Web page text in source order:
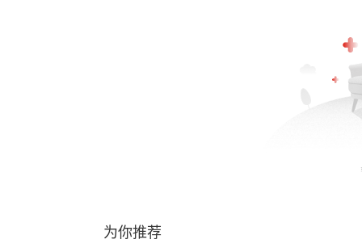
为你推荐